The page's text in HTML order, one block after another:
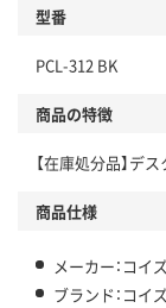
型番
PCL-312 BK
商品の特徴
【在庫処分品】デ
商品仕様
メーカー：コイ
ブランド：コイ